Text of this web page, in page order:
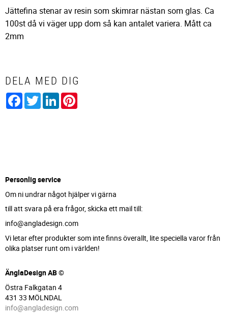
Jättefina stenar av resin som skimrar nästan som glas. Ca
100st då vi väger upp dom så kan antalet variera. Mått ca
2mm
DELA MED DIG
Facebook
TwitterLinkedIn
Personlig service
Om ni undrar något hjälper vi gärna
till att svara på era frågor, skicka ett mail till:
info@angladesign.com
Vi letar efter produkter som inte finns överallt, lite speciella varor från
olika platser runt om i världen!
ÄnglaDesign AB ©
Östra Falkgatan 4
431 33 MÖLNDAL
info@angladesign.com